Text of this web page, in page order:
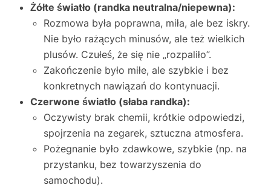
Żółte światło (randka neutralna/niepewna):
Rozmowa była poprawna, miła, ale bez iskry.
Nie było rażących minusów, ale też wielkich
plusów. Czułeś, że się nie „rozpaliło”.
Zakończenie było miłe, ale szybkie i bez
konkretnych nawiązań do kontynuacji.
Czerwone światło (słaba randka):
Oczywisty brak chemii, krótkie odpowiedzi,
spojrzenia na zegarek, sztuczna atmosfera.
Pożegnanie było zdawkowe, szybkie (np. na
przystanku, bez towarzyszenia do
samochodu).